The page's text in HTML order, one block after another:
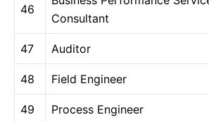
46
Consultant
47 Auditor
48 Field Engineer
49 Process Engineer